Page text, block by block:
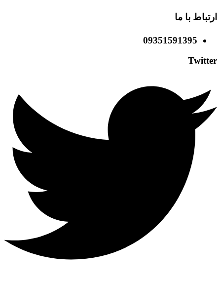
ارتباط با ما
09351591395
Twitter